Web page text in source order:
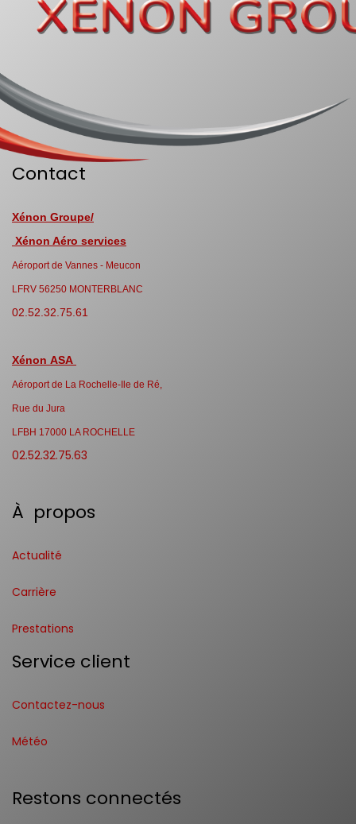
Contact
Xénon Groupe/
Xénon Aéro services
Aéroport de Vannes - Meucon
LFRV 56250 MONTERBLANC
02.52.32.75.61
Xénon ASA
Aéroport de La Rochelle-Ile de Ré,
Rue du Jura
LFBH 17000 LA ROCHELLE
02.52.32.75.63
À propos
Actualité
Carrière
Prestations
Service client
Contactez-nous
Météo
Restons connectés